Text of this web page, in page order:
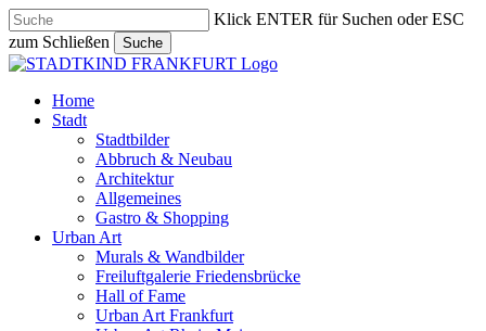
Skip
to
main
content
Klick ENTER für Suchen oder ESC
zum Schließen
Suche
Close
search
Menu
Home
Stadt
Stadtbilder
Abbruch & Neubau
Architektur
Allgemeines
Gastro & Shopping
Urban Art
Murals & Wandbilder
Freiluftgalerie Friedensbrücke
Hall of Fame
Urban Art Frankfurt